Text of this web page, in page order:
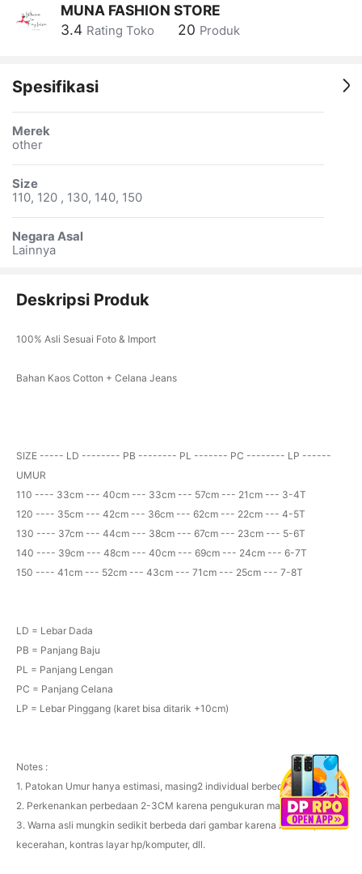
MUNA FASHION STORE
3.4 Rating Toko 20 Produk
Spesifikasi
Merek
other
Size
110, 120 , 130, 140, 150
Negara Asal
Lainnya
Deskripsi Produk
100% Asli Sesuai Foto & Import
Bahan Kaos Cotton + Celana Jeans
SIZE ----- LD -------- PB -------- PL ------- PC -------- LP ------
UMUR
110 ---- 33cm --- 40cm --- 33cm --- 57cm --- 21cm --- 3-4T
120 ---- 35cm --- 42cm --- 36cm --- 62cm --- 22cm --- 4-5T
130 ---- 37cm --- 44cm --- 38cm --- 67cm --- 23cm --- 5-6T
140 ---- 39cm --- 48cm --- 40cm --- 69cm --- 24cm --- 6-7T
150 ---- 41cm --- 52cm --- 43cm --- 71cm --- 25cm --- 7-8T
LD = Lebar Dada
PB = Panjang Baju
PL = Panjang Lengan
PC = Panjang Celana
LP = Lebar Pinggang (karet bisa ditarik +10cm)
Notes :
1. Patokan Umur hanya estimasi, masing2 individual berbeda.
2. Perkenankan perbedaan 2-3CM karena pengukuran manual.
3. Warna asli mungkin sedikit berbeda dari gambar karena resolusi,
kecerahan, kontras layar hp/komputer, dll.